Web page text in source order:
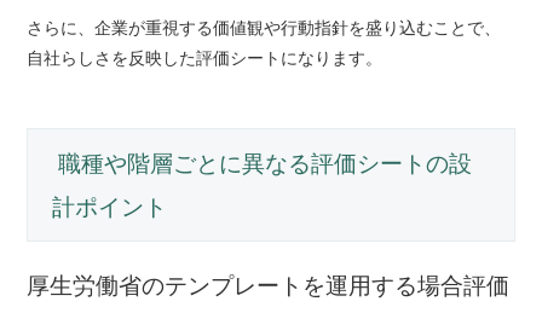
さらに、企業が重視する価値観や行動指針を盛り込むことで、
自社らしさを反映した評価シートになります。
職種や階層ごとに異なる評価シートの設
計ポイント
厚生労働省のテンプレートを運用する場合評価